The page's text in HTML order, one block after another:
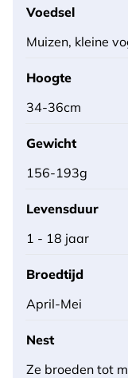
Voedsel
Muizen, kleine
Hoogte
34-36cm
Gewicht
156-193g
Levensduur
1 - 18 jaar
Broedtijd
April-Mei
Nest
Ze broeden tot